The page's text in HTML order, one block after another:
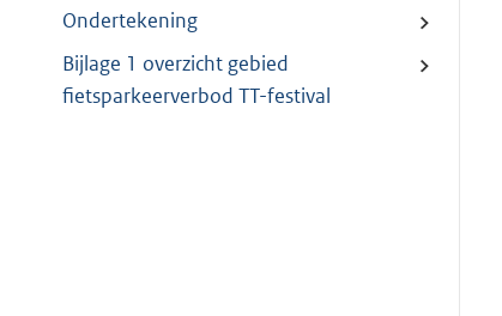
Ondertekening
Bijlage 1 overzicht gebied
fietsparkeerverbod TT-festival